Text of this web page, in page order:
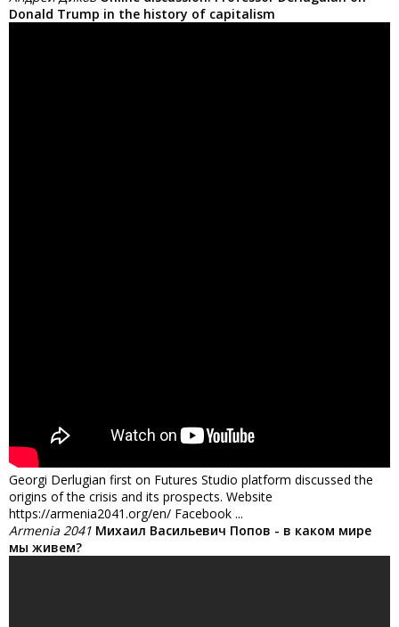
Donald Trump in the history of capitalism
Georgi Derlugian first on Futures Studio platform discussed the
origins of the crisis and its prospects. Website
https://armenia2041.org/en/ Facebook ...
Armenia 2041 Михаил Васильевич Попов - в каком мире
мы живем?